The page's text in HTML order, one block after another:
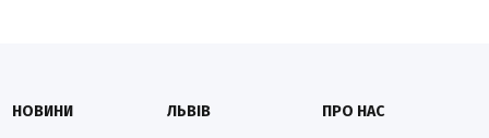
НОВИНИ
ЛЬВІВ
ПРО НАС